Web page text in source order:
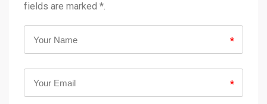
fields are marked *.
*
*